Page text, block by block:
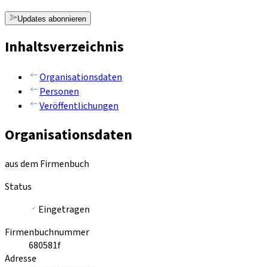
Updates abonnieren
Inhaltsverzeichnis
Organisationsdaten
Personen
Veröffentlichungen
Organisationsdaten
aus dem Firmenbuch
Status
Eingetragen
Firmenbuchnummer
680581f
Adresse